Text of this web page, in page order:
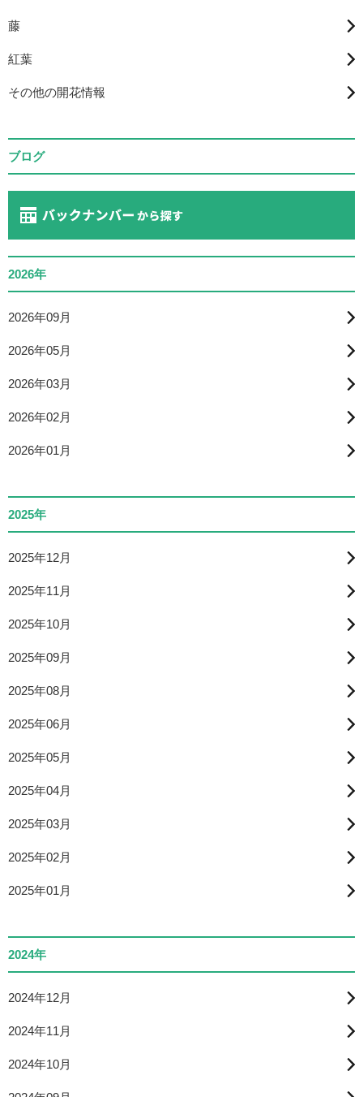
藤
紅葉
その他の開花情報
ブログ
2026年
2026年09月
2026年05月
2026年03月
2026年02月
2026年01月
2025年
2025年12月
2025年11月
2025年10月
2025年09月
2025年08月
2025年06月
2025年05月
2025年04月
2025年03月
2025年02月
2025年01月
2024年
2024年12月
2024年11月
2024年10月